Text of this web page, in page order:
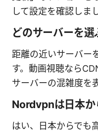
して設定を確認しま
どのサーバーを選
距離の近いサーバー
す。動画視聴なら
サーバーの混雑度を
Nordvpnは日本か
はい、日本からでも